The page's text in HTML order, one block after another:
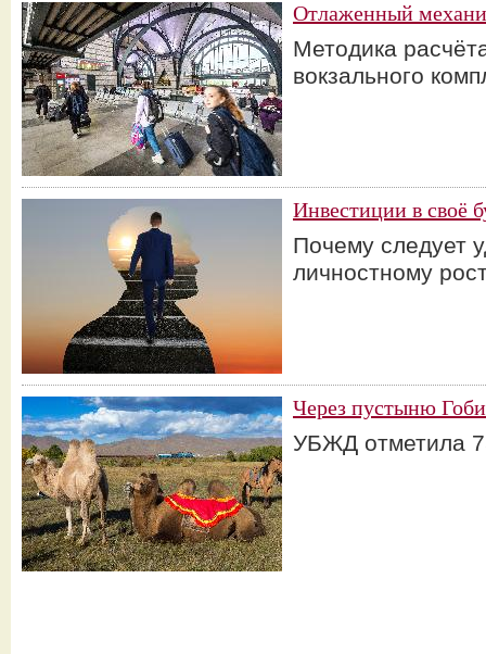
Отлаженный
Методика
вокзального
Инвестиции в своё
Почему следует
личностному
Через пустыню Гоби
УБЖД отметила